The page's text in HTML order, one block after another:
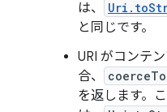
は、
と同じです。
URI がコンテ
合、
を返します。